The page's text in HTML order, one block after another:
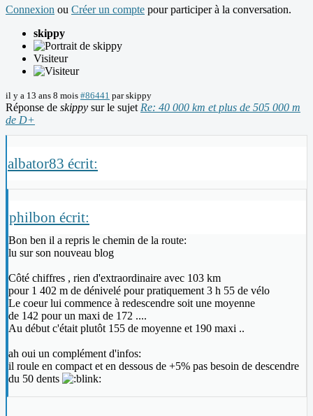
Connexion ou Créer un compte pour participer à la conversation.
skippy
Visiteur
il y a 13 ans 8 mois #86441 parskippy
Réponse de skippy sur le sujet Re: 40 000 km et plus de 505 000 m
de D+
albator83 écrit:
philbon écrit:
Bon ben il a repris le chemin de la route:
lu sur son nouveau blog
Côté chiffres , rien d'extraordinaire avec 103 km
pour 1 402 m de dénivelé pour pratiquement 3 h 55 de vélo
Le coeur lui commence à redescendre soit une moyenne
de 142 pour un maxi de 172 ....
Au début c'était plutôt 155 de moyenne et 190 maxi ..
ah oui un complément d'infos:
il roule en compact et en dessous de +5% pas besoin de descendre
du 50 dents